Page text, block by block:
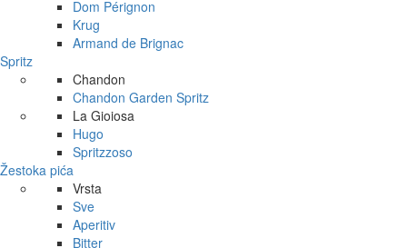
Dom Pérignon
Krug
Armand de Brignac
Spritz
Chandon
Chandon Garden Spritz
La Gioiosa
Hugo
Spritzzoso
Žestoka pića
Vrsta
Sve
Aperitiv
Bitter